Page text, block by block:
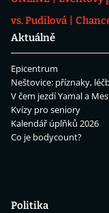
vs. Pudilová
Aktuálně
Epicentrum
Neštovice: příznaky,
V čem jezdí Yamal a
Kvízy pro seniory
Kalendář úplňků 2026
Co je bodycount?
Politika